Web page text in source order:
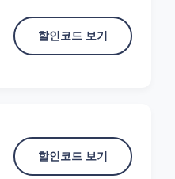
할인코드 보기
할인코드 보기